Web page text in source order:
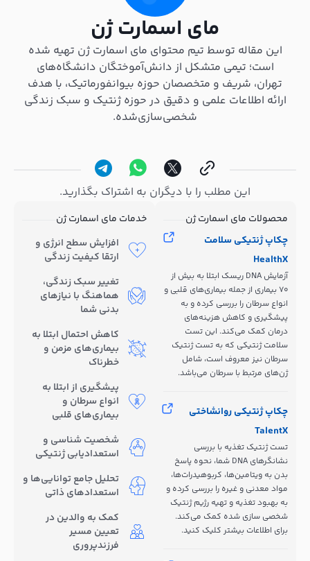
مای اسمارت ژن
این مقاله توسط تیم محتوای مای اسمارت ژن تهیه شده
است؛ تیمی متشکل از دانش‌آموختگان دانشگاه‌های
تهران، شریف و متخصصان حوزه بیوانفورماتیک، با هدف
ارائه اطلاعات علمی و دقیق در حوزه ژنتیک و سبک زندگی
شخصی‌سازی‌شده.
این مطلب را با دیگران به اشتراک بگذارید.
خدمات مای اسمارت ژن
افزایش سطح انرژی و
ارتقا کیفیت زندگی
تغییر سبک زندگی،
هماهنگ با نیازهای
بدنی شما
کاهش احتمال ابتلا به
بیماری‌های مزمن و
خطرناک
پیشگیری از ابتلا به
انواع سرطان و
بیماری‌های قلبی
شخصیت شناسی و
استعدادیابی ژنتیکی
تحلیل جامع توانایی‌ها و
استعدادهای ذاتی
کمک به والدین در
تعیین مسیر
فرزندپروری
محصولات مای اسمارت ژن
چکاپ ژنتیکی سلامت
HealthX
آزمایش DNA ریسک ابتلا به بیش از
70 بیماری از جمله بیماری‌های قلبی و
انواع سرطان را بررسی کرده و به
پیشگیری و کاهش هزینه‌های
درمان کمک می‌کند. این تست
سلامت ژنتیکی که به تست ژنتیک
سرطان نیز معروف است، شامل
ژن‌های مرتبط با سرطان می‌باشد.
چکاپ ژنتیکی روانشاختی
TalentX
تست ژنتیک تغذیه با بررسی
نشانگرهای DNA شما، نحوه پاسخ
بدن به ویتامین‌ها، کربوهیدرات‌ها،
مواد معدنی و غیره را بررسی کرده و
به بهبود تغذیه و تهیه رژیم ژنتیک
شخصی سازی شده کمک می‌کند.
برای اطلاعات بیشتر کلیک کنید.